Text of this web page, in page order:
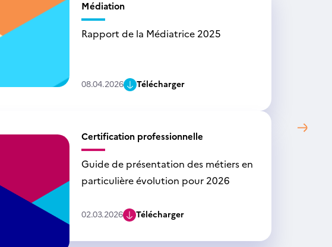
Médiation
Rapport de la Médiatrice 2025
08.04.2026 Télécharger
Certification professionnelle
Guide de présentation des métiers en
particulière évolution pour 2026
02.03.2026 Télécharger